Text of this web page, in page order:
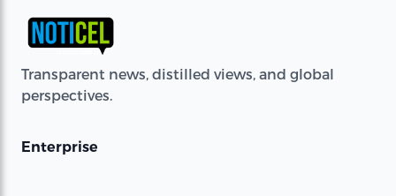
Transparent news, distilled views, and global
perspectives.
Enterprise